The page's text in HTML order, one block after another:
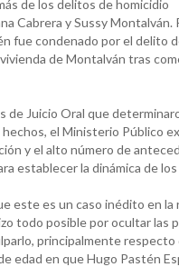
de los delitos de homicidio
Cabrera y Sussy Montalván.
fue condenado por el delito
de Montalván tras
de Juicio Oral que
el Ministerio Público
y el alto número de
establecer la dinámica de
este es un caso inédito en la
todo posible por ocultar las
principalmente respecto
edad en que Hugo Pastén